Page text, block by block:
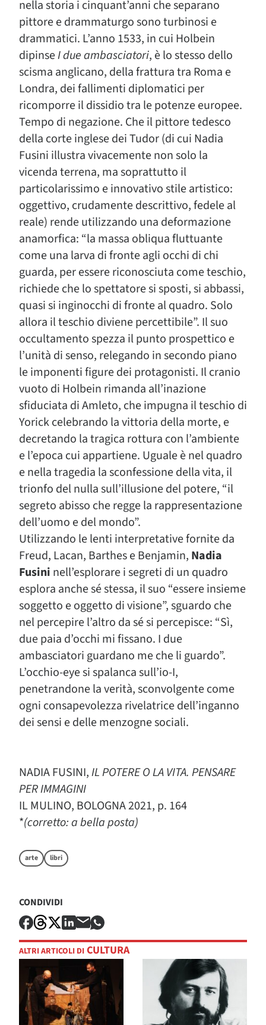
nella storia i cinquant’anni che separano
pittore e drammaturgo sono turbinosi e
drammatici. L’anno 1533, in cui Holbein
dipinseI due ambasciatori, è lo stesso dello
scisma anglicano, della frattura tra Roma e
Londra, dei fallimenti diplomatici per
ricomporre il dissidio tra le potenze europee.
Tempo di negazione. Che il pittore tedesco
della corte inglese dei Tudor (di cui Nadia
Fusini illustra vivacemente non solo la
vicenda terrena, ma soprattutto il
particolarissimo e innovativo stile artistico:
oggettivo, crudamente descrittivo, fedele al
reale) rende utilizzando una deformazione
anamorfica: “la massa obliqua fluttuante
come una larva di fronte agli occhi di chi
guarda, per essere riconosciuta come teschio,
richiede che lo spettatore si sposti, si abbassi,
quasi si inginocchi di fronte al quadro. Solo
allora il teschio diviene percettibile”. Il suo
occultamento spezza il punto prospettico e
l’unità di senso, relegando in secondo piano
le imponenti figure dei protagonisti. Il cranio
vuoto di Holbein rimanda all’inazione
sfiduciata di Amleto, che impugna il teschio di
Yorick celebrando la vittoria della morte, e
decretando la tragica rottura con l’ambiente
e l’epoca cui appartiene. Uguale è nel quadro
e nella tragedia la sconfessione della vita, il
trionfo del nulla sull’illusione del potere, “il
segreto abisso che regge la rappresentazione
dell’uomo e del mondo”.
Utilizzando le lenti interpretative fornite da
Freud, Lacan, Barthes e Benjamin, Nadia
Fusini nell’esplorare i segreti di un quadro
esplora anche sé stessa, il suo “essere insieme
soggetto e oggetto di visione”, sguardo che
nel percepire l’altro da sé si percepisce: “Sì,
due paia d’occhi mi fissano. I due
ambasciatori guardano me che li guardo”.
L’occhio-eye si spalanca sull’io-I,
penetrandone la verità, sconvolgente come
ogni consapevolezza rivelatrice dell’inganno
dei sensi e delle menzogne sociali.
NADIA FUSINI,IL POTERE O LA VITA. PENSARE
PER IMMAGINI
IL MULINO, BOLOGNA 2021, p. 164
*(corretto: a bella posta)
arte libri
CONDIVIDI
ALTRI ARTICOLI DI CULTURA